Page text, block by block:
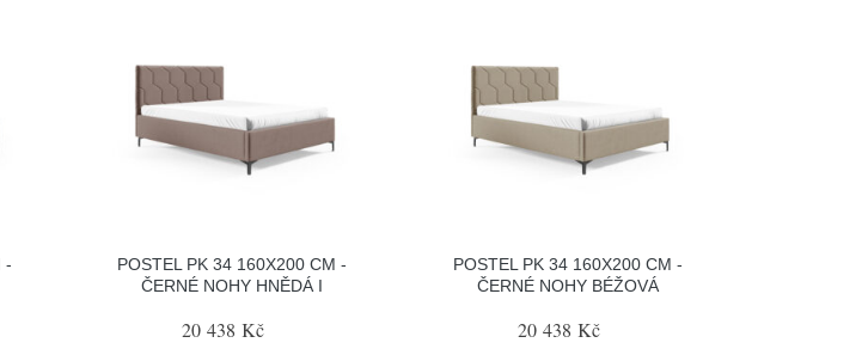
-
POSTEL PK 34 160X200 CM -
ČERNÉ NOHY HNĚDÁ I
20 438 Kč
POSTEL PK 34 160X200 CM -
ČERNÉ NOHY BÉŽOVÁ
20 438 Kč